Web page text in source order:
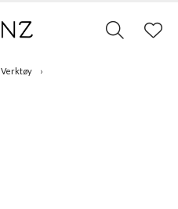
Verktøy